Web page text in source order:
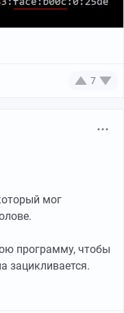
7
мог
программу, чтобы
зацикливается.